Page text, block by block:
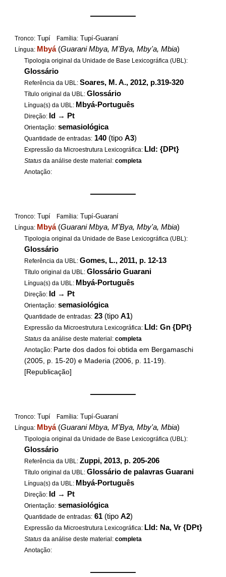
——————
Tronco: Tupí Família: Tupí-Guaraní
Língua: Mbyá(Guarani Mbya, M'Bya, Mby'a, Mbia)
Tipologia original da Unidade de Base Lexicográfica (UBL):
Glossário
Referência da UBL:Soares, M. A., 2012, p.319-320
Título original da UBL:Glossário
Língua(s) da UBL: Mbyá-Português
Direção: Id → Pt
Orientação: semasiológica
Quantidade de entradas: 140 (tipoA3)
Expressão da Microestrutura Lexicográfica: LId: {DPt}
Status da análise deste material:completa
Anotação:
——————
Tronco: Tupí Família: Tupí-Guaraní
Língua: Mbyá(Guarani Mbya, M'Bya, Mby'a, Mbia)
Tipologia original da Unidade de Base Lexicográfica (UBL):
Glossário
Referência da UBL:Gomes, L., 2011, p. 12-13
Título original da UBL:Glossário Guarani
Língua(s) da UBL: Mbyá-Português
Direção: Id → Pt
Orientação: semasiológica
Quantidade de entradas: 23 (tipoA1)
Expressão da Microestrutura Lexicográfica: LId: Gn {DPt}
Status da análise deste material:completa
Anotação: Parte dos dados foi obtida em Bergamaschi
(2005, p. 15-20) e Maderia (2006, p. 11-19).
[Republicação]
——————
Tronco: Tupí Família: Tupí-Guaraní
Língua: Mbyá(Guarani Mbya, M'Bya, Mby'a, Mbia)
Tipologia original da Unidade de Base Lexicográfica (UBL):
Glossário
Referência da UBL:Zuppi, 2013, p. 205-206
Título original da UBL:Glossário de palavras Guarani
Língua(s) da UBL: Mbyá-Português
Direção: Id → Pt
Orientação: semasiológica
Quantidade de entradas: 61 (tipoA2)
Expressão da Microestrutura Lexicográfica: LId: Na, Vr {DPt}
Status da análise deste material:completa
Anotação:
——————